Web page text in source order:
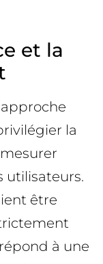
et la
la
utilisateurs.
être
à une